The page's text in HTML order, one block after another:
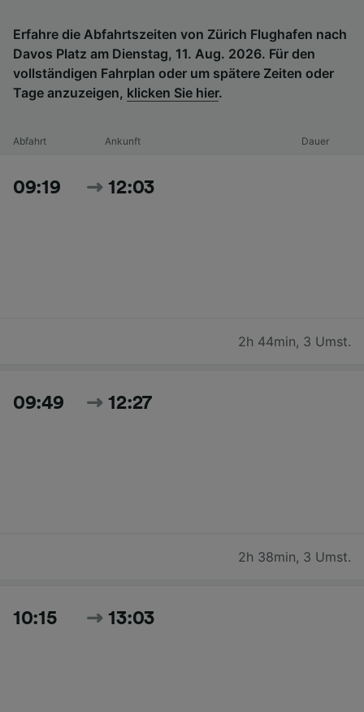
Erfahre die Abfahrtszeiten von Zürich Flughafen nach
Davos Platz am Dienstag, 11. Aug. 2026. Für den
vollständigen Fahrplan oder um spätere Zeiten oder
Tage anzuzeigen, klicken Sie hier.
Abfahrt Ankunft Dauer
09:19 12:03
2h 44min, 3 Umst.
09:49 12:27
2h 38min, 3 Umst.
10:15 13:03